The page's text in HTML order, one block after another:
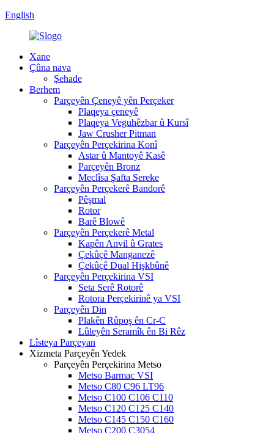
English
Xane
Çûna nava
Şehade
Berhem
Parçeyên Çeneyê yên Perçeker
Plaqeya çeneyê
Plaqeya Veguhêzbar û Kursî
Jaw Crusher Pitman
Parçeyên Perçekirina Konî
Astar û Mantoyê Kasê
Parçeyên Bronz
Meclîsa Şafta Sereke
Parçeyên Perçekerê Bandorê
Pêşmal
Rotor
Barê Blowê
Parçeyên Perçekerê Metal
Kapên Anvil û Grates
Çekûçê Manganezê
Çekûçê Dual Hişkbûnê
Parçeyên Perçekirina VSI
Seta Serê Rotorê
Rotora Perçekirinê ya VSI
Parçeyên Din
Plakên Rûpoş ên Cr-C
Lûleyên Seramîk ên Bi Rêz
Lîsteya Parçeyan
Xizmeta Parçeyên Yedek
Parçeyên Perçekirina Metso
Metso Barmac VSI
Metso C80 C96 LT96
Metso C100 C106 C110
Metso C120 C125 C140
Metso C145 C150 C160
Metso C200 C3054